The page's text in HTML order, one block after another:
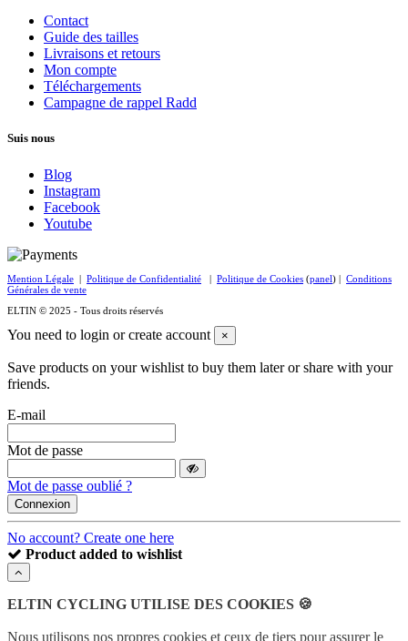
Contact
Guide des tailles
Livraisons et retours
Mon compte
Téléchargements
Campagne de rappel Radd
Suis nous
Blog
Instagram
Facebook
Youtube
Mention Légale | Politique de Confidentialité | Politique de Cookies (panel) | Conditions
Générales de vente
ELTIN © 2025 - Tous droits réservés
You need to login or create account ×
Save products on your wishlist to buy them later or share with your
friends.
E-mail
Mot de passe
Mot de passe oublié ?
Connexion
No account? Create one here
Product added to wishlist
ELTIN CYCLING UTILISE DES COOKIES 🍪
Nous utilisons nos propres cookies et ceux de tiers pour assurer le